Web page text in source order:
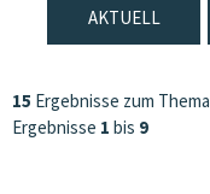
AKTUELL
15 Ergebnisse zum Thema
Ergebnisse 1 bis 9